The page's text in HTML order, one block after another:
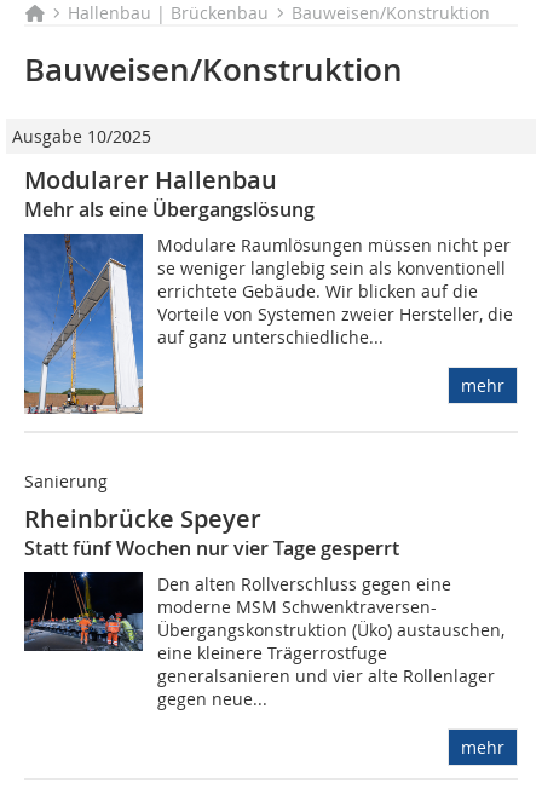
Hallenbau | Brückenbau Bauweisen/Konstruktion
Bauweisen/Konstruktion
Ausgabe 10/2025
Modularer Hallenbau
Mehr als eine Übergangslösung
Modulare Raumlösungen müssen nicht per
se weniger langlebig sein als konventionell
errichtete Gebäude. Wir blicken auf die
Vorteile von Systemen zweier Hersteller, die
auf ganz unterschiedliche...
mehr
Sanierung
Rheinbrücke Speyer
Statt fünf Wochen nur vier Tage gesperrt
Den alten Rollverschluss gegen eine
moderne MSM Schwenktraversen-
Übergangskonstruktion (Üko) austauschen,
eine kleinere Trägerrostfuge
generalsanieren und vier alte Rollenlager
gegen neue...
mehr